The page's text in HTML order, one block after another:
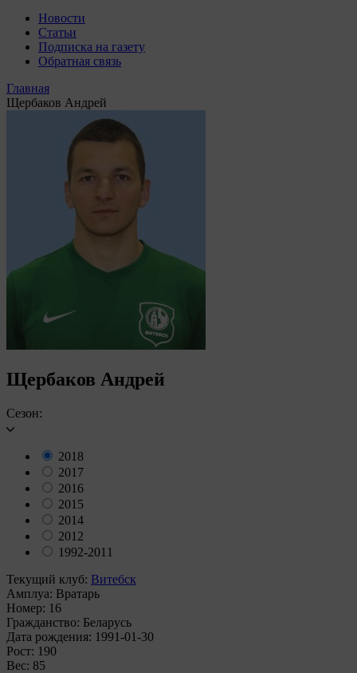
Новости
Статьи
Подписка на газету
Обратная связь
Главная
Щербаков Андрей
Щербаков Андрей
Сезон:
2018
2017
2016
2015
2014
2012
1992-2011
Текущий клуб: Витебск
Амплуа: Вратарь
Номер: 16
Гражданство: Беларусь
Дата рождения: 1991-01-30
Рост: 190
Вес: 85